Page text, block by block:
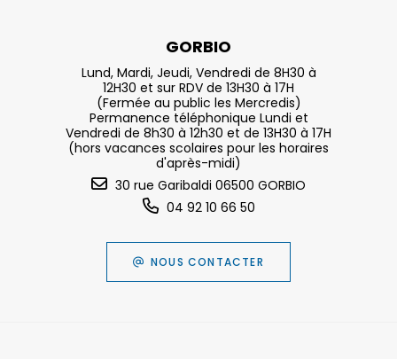
GORBIO
Lund, Mardi, Jeudi, Vendredi de 8H30 à
12H30 et sur RDV de 13H30 à 17H
(Fermée au public les Mercredis)
Permanence téléphonique Lundi et
Vendredi de 8h30 à 12h30 et de 13H30 à 17H
(hors vacances scolaires pour les horaires
d'après-midi)
30 rue Garibaldi 06500 GORBIO
04 92 10 66 50
NOUS CONTACTER